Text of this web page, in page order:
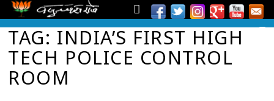
TAG: INDIA’S FIRST HIGH
TECH POLICE CONTROL
ROOM